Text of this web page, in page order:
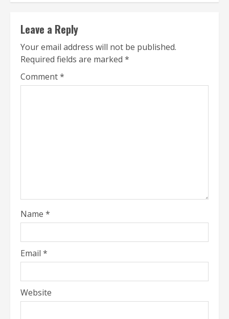
Leave a Reply
Your email address will not be published.
Required fields are marked *
Comment*
Name *
Email *
Website